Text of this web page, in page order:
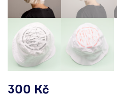
300 Kč